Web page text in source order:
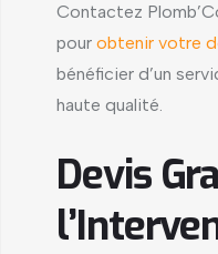
Contactez
pour obtenir votre
bénéficier d’un
haute qualité.
Devis